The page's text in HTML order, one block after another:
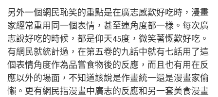
另外一個網民恥笑的重點是在廣志感歎好吃時，漫畫
家經常重用同一個表情，甚至連角度都一樣。每次廣
志說好吃的時候，都是仰天45度，微笑著慨歎好吃。
有網民就統計過，在第五卷的九話中就有七話用了這
個表情角度作為品嘗食物後的反應，而且也有用在反
應以外的場面，不知道該說是作畫統一還是漫畫家偷
懶。更有網民指漫畫中廣志的反應和另一套美食漫畫